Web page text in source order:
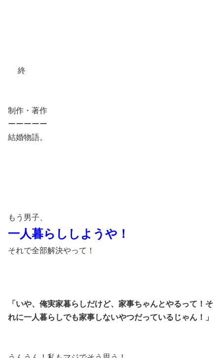
終
制作・著作
ーーーーー
結婚物語。
もう男子、
一人暮らししようや！
それで全部解決やって！
「いや、俺実家暮らしだけど、家事ちゃんとやるって！そ
れに一人暮らしでも家事しないやつだっているじゃん！」